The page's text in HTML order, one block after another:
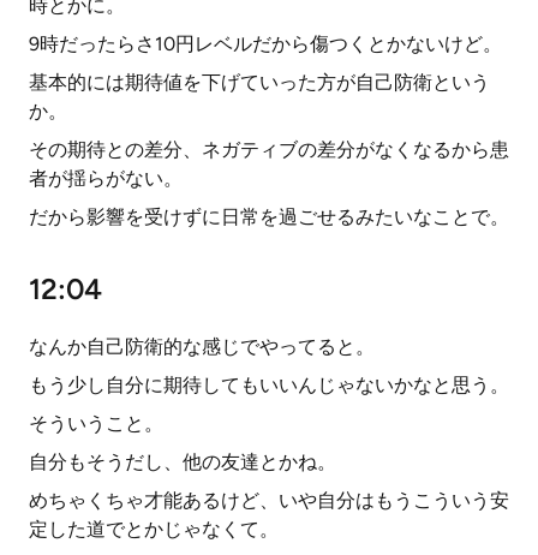
時とかに。
9時だったらさ10円レベルだから傷つくとかないけど。
基本的には期待値を下げていった方が自己防衛という
か。
その期待との差分、ネガティブの差分がなくなるから患
者が揺らがない。
だから影響を受けずに日常を過ごせるみたいなことで。
12:04
なんか自己防衛的な感じでやってると。
もう少し自分に期待してもいいんじゃないかなと思う。
そういうこと。
自分もそうだし、他の友達とかね。
めちゃくちゃ才能あるけど、いや自分はもうこういう安
定した道でとかじゃなくて。